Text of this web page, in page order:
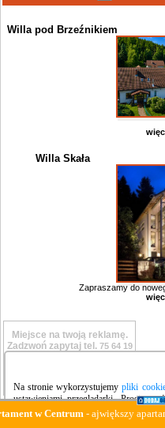
Willa pod Brzeźnikiem
Willa Skała
Zapraszamy do
Miejsce na twoją reklamę.
Zadzwoń zapytaj tel. 75 64 19
Na stronie wykorzystujemypliki
ustawieniami przeglądarki. Prosimy
polityką prywatności
strony.
w Centrum- ajwiększy